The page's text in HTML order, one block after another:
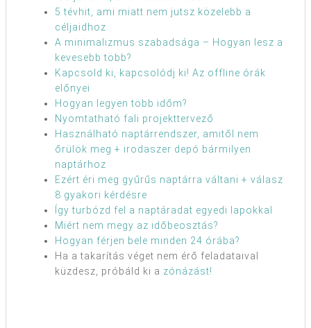
5 tévhit, ami miatt nem jutsz közelebb a
céljaidhoz
A minimalizmus szabadsága – Hogyan lesz a
kevesebb több?
Kapcsold ki, kapcsolódj ki! Az offline órák
előnyei
Hogyan legyen több időm?
Nyomtatható fali projekttervező
Használható naptárrendszer, amitől nem
őrülök meg + irodaszer depó bármilyen
naptárhoz
Ezért éri meg gyűrűs naptárra váltani + válasz
8 gyakori kérdésre
Így turbózd fel a naptáradat egyedi lapokkal
Miért nem megy az időbeosztás?
Hogyan férjen bele minden 24 órába?
Ha a takarítás véget nem érő feladataival
küzdesz, próbáld ki a zónázást!